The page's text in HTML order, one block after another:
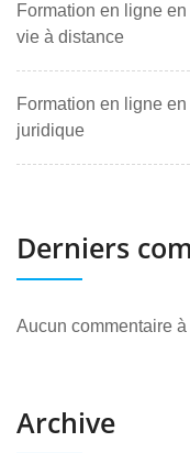
Formation en ligne
vie à distance
Formation en ligne
juridique
Derniers
Aucun commentaire à
Archive